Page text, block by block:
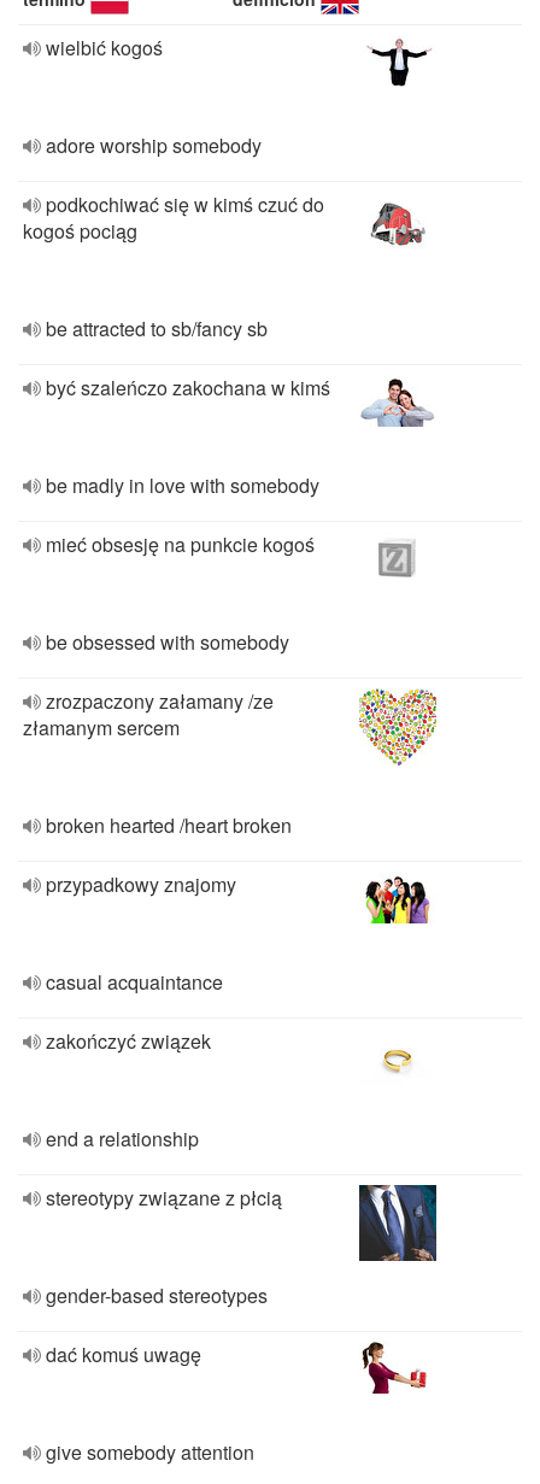
wielbić kogoś
adore worship somebody
podkochiwać się w kimś czuć do
kogoś pociąg
be attracted to sb/fancy sb
być szaleńczo zakochana w kimś
be madly in love with somebody
mieć obsesję na punkcie kogoś
be obsessed with somebody
zrozpaczony załamany /ze
złamanym sercem
broken hearted /heart broken
przypadkowy znajomy
casual acquaintance
zakończyć związek
end a relationship
stereotypy związane z płcią
gender-based stereotypes
dać komuś uwagę
give somebody attention